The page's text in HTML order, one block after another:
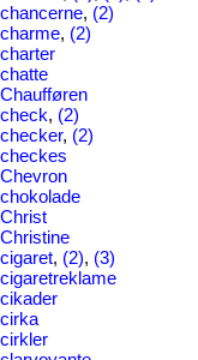
chancerne, (2)
charme, (2)
charter
chatte
Chaufføren
check, (2)
checker, (2)
checkes
Chevron
chokolade
Christ
Christine
cigaret, (2), (3)
cigaretreklame
cikader
cirka
cirkler